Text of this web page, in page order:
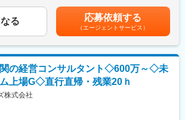
向き合う時間」をさらに増やすためのシステムで
：
用者がいる「CAREKARTE（ケアカルテ）」の開
フェーズから携われるという大きなやりがいが実感
ンです。多くの方にご利用いただいているシステ
う責任感を大切に業務を進めていただける方を歓
作成（当社グループ会社・提携法人の取締役会議
会議事録、社員総会議事録など）
対応
・行政機関との折衝
のM&A支援
、30代のメンバー2名、20代のメンバー1名で構成
※ご経験・年齢・能力を考慮の上、同社規定により決
収を12ヶ月で分割払い、1,000円未満の端数がある
とめてお支払いたします。■賞与：業績により別途
はあくまでも目安の金額であり、選考を通じて上
あります。月給(月額)は固定手当を含めた表記で
る 応募依頼する
（エージェントサービス）
関の経営コンサルタント◇600万～◇未
上場G◇直行直帰・残業20ｈ
株式会社